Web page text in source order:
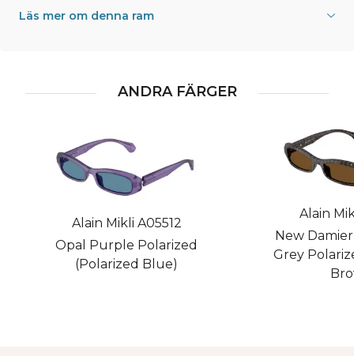
Läs mer om denna ram
ANDRA FÄRGER
Alain Mikli A05512
Opal Purple Polarized
(Polarized Blue)
Alain
New
Grey